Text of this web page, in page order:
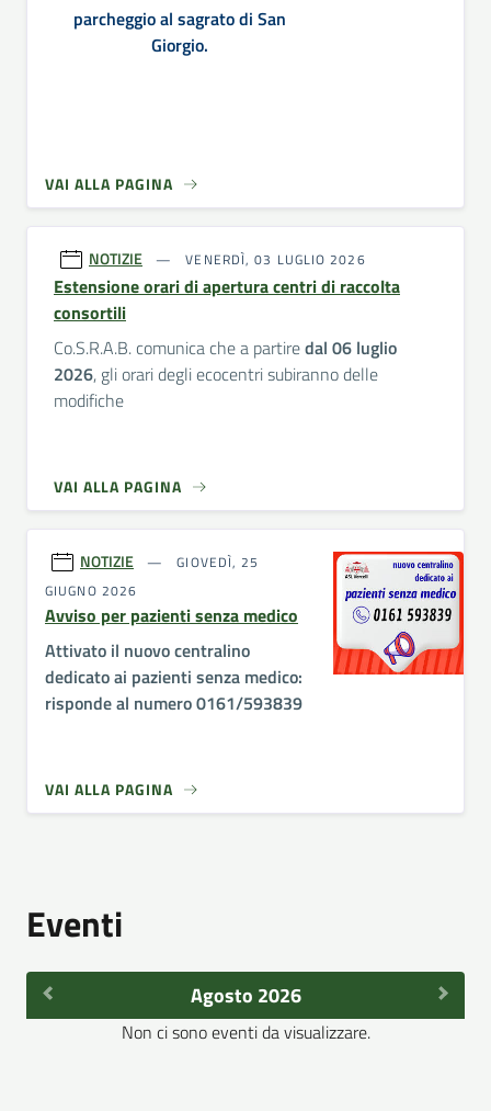
parcheggio al sagrato di San
Giorgio.
VAI ALLA PAGINA
NOTIZIE VENERDÌ, 03 LUGLIO 2026
Estensione orari di apertura centri di raccolta
consortili
Co.S.R.A.B. comunica che a partiredal 06 luglio
2026, gli orari degli ecocentri subiranno delle
modifiche
VAI ALLA PAGINA
NOTIZIE
GIOVEDÌ, 25
GIUGNO 2026
Avviso per pazienti senza medico
Attivato il nuovo centralino
dedicato ai pazienti senza medico:
risponde al numero 0161/593839
VAI ALLA PAGINA
Eventi
Agosto 2026
Non ci sono eventi da visualizzare.